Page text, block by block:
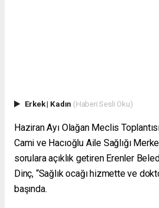
Erkek| Kadın (Haberi Sesli Oku)
Haziran Ayı Olağan Meclis
Cami ve Hacıoğlu Aile Sağlığı
sorulara açıklık getiren Erenler
Dinç, “Sağlık ocağı hizmette ve
başında.